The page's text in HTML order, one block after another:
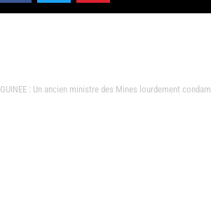
GUINEE : Un ancien ministre des Mines lourdement